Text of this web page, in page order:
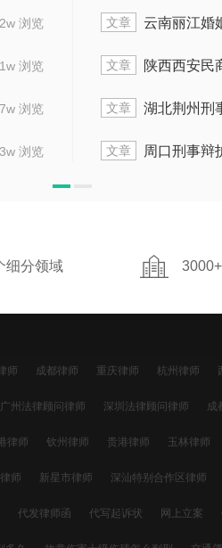
浏览 文章 云南丽江婚姻家事律师
浏览 文章 陕西西安民商律师杨
浏览 文章 湖北荆州刑事辩护律
浏览 文章 周口刑事辩护律师
细分领域
师 成都律师 重庆律师 杭州律师
广州法律顾问律师 深圳法律顾问律师 成
石家庄法律顾问律师 太原法律顾问律师
律师 钦州律师 贵港律师 玉林律师
师 新星市律师 深汕特别合作区律师
代发律师函 代写起诉状 网上立案